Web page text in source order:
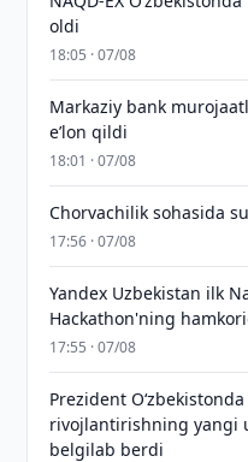
oldi
18:05 · 07/08
Markaziy bank
eʼlon qildi
18:01 · 07/08
Chorvachilik sohasida
17:56 · 07/08
Yandex Uzbekistan ilk
Hackathon'ning
17:55 · 07/08
Prezident
rivojlantirishning yangi
belgilab berdi